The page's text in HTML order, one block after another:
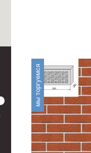
мы торгуемся